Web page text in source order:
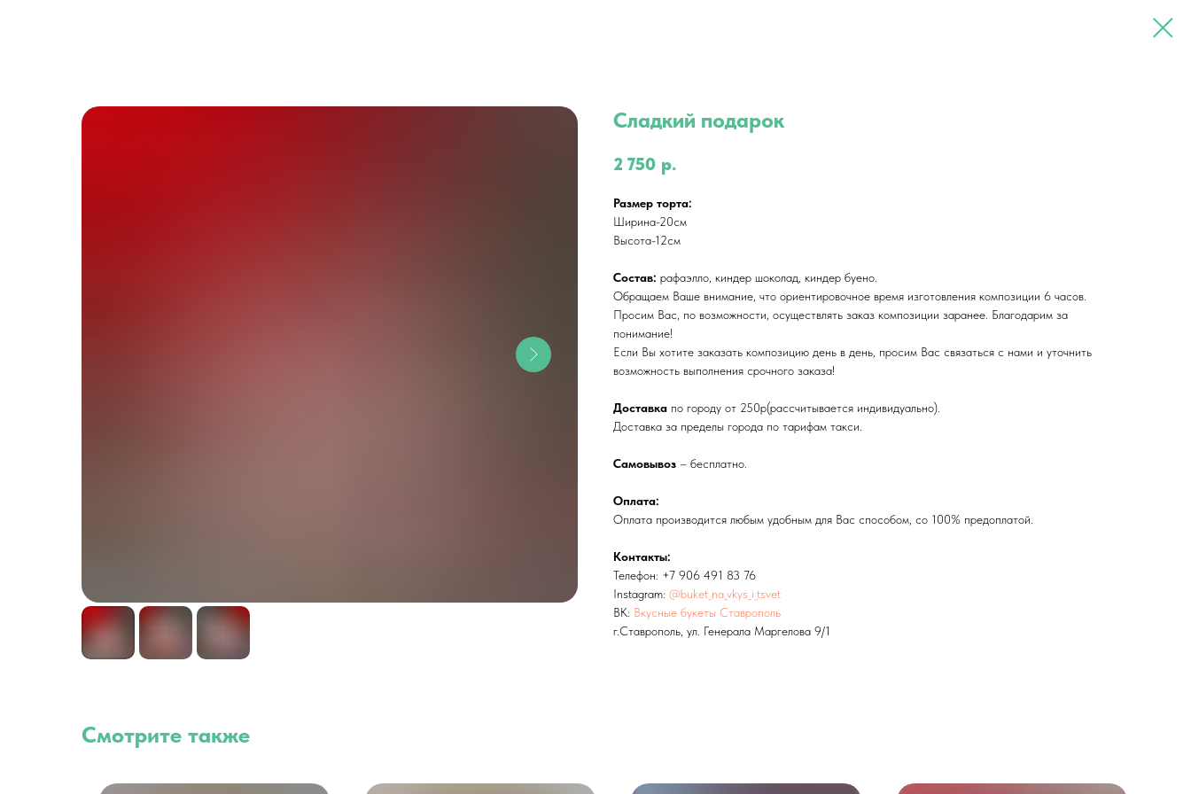
Сладкий подарок
2 750 р.
Размер торта:
Ширина-20см
Высота-12см
Состав: рафаэлло, киндер шоколад, киндер буено.
Обращаем Ваше внимание, что ориентировочное время изготовления композиции 6 часов.
Просим Вас, по возможности, осуществлять заказ композиции заранее. Благодарим за
понимание!
Если Вы хотите заказать композицию день в день, просим Вас связаться с нами и уточнить
возможность выполнения срочного заказа!
Доставка по городу от 250р(рассчитывается индивидуально).
Доставка за пределы города по тарифам такси.
Самовывоз – бесплатно.
Оплата:
Оплата производится любым удобным для Вас способом, со 100% предоплатой.
Контакты:
Телефон: +7 906 491 83 76
Instagram: @buket_na_vkys_i_tsvet
ВК: Вкусные букеты Ставрополь
г.Ставрополь, ул. Генерала Маргелова 9/1
Смотрите также